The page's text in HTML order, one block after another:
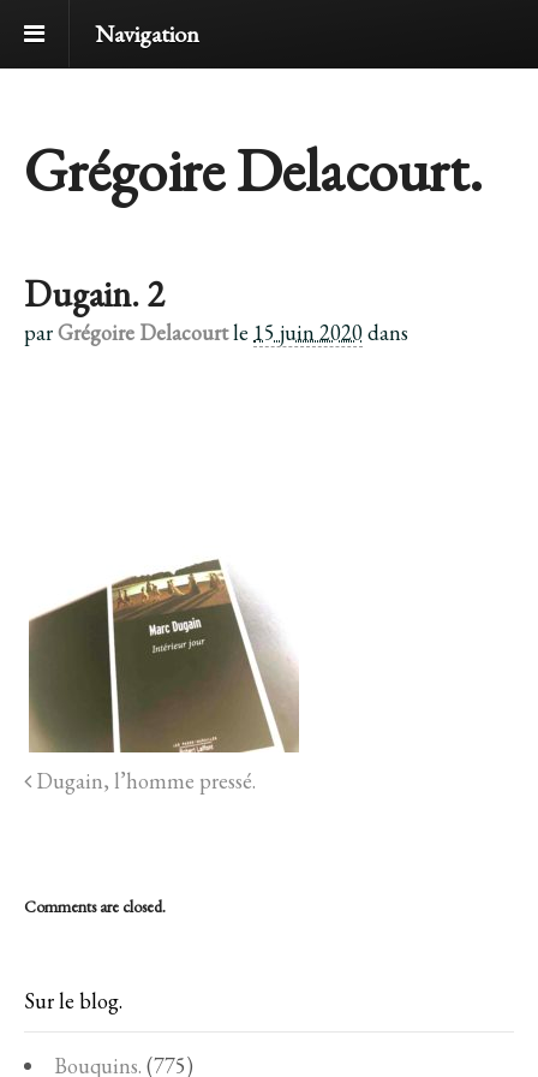
Navigation
Grégoire Delacourt.
Dugain. 2
parGrégoire Delacourtle 15 juin 2020dans
Dugain, l’homme pressé.
Comments are closed.
Sur le blog.
Bouquins. (775)